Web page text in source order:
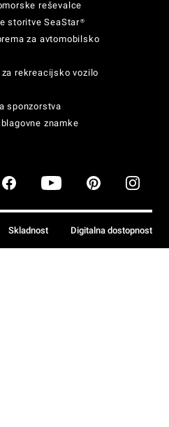
reševalce
storitve SeaStar®
za avtomobilsko
za rekreacijsko vozilo
sponzorstva
znamke
Skladnost Digitalna dostopnost